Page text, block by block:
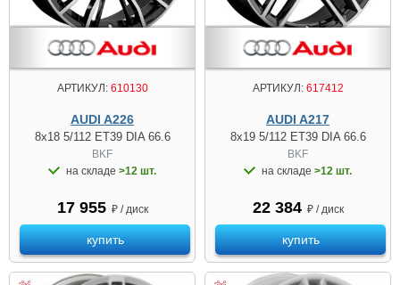
АРТИКУЛ:610130
AUDI A226
8x18 5/112 ET39 DIA 66.6
BKF
на складе >12 шт.
17 955 ₽ / диск
купить
АРТИКУЛ:617412
AUDI A217
8x19 5/112 ET39 DIA 66.6
BKF
на складе >12 шт.
22 384 ₽ / диск
купить